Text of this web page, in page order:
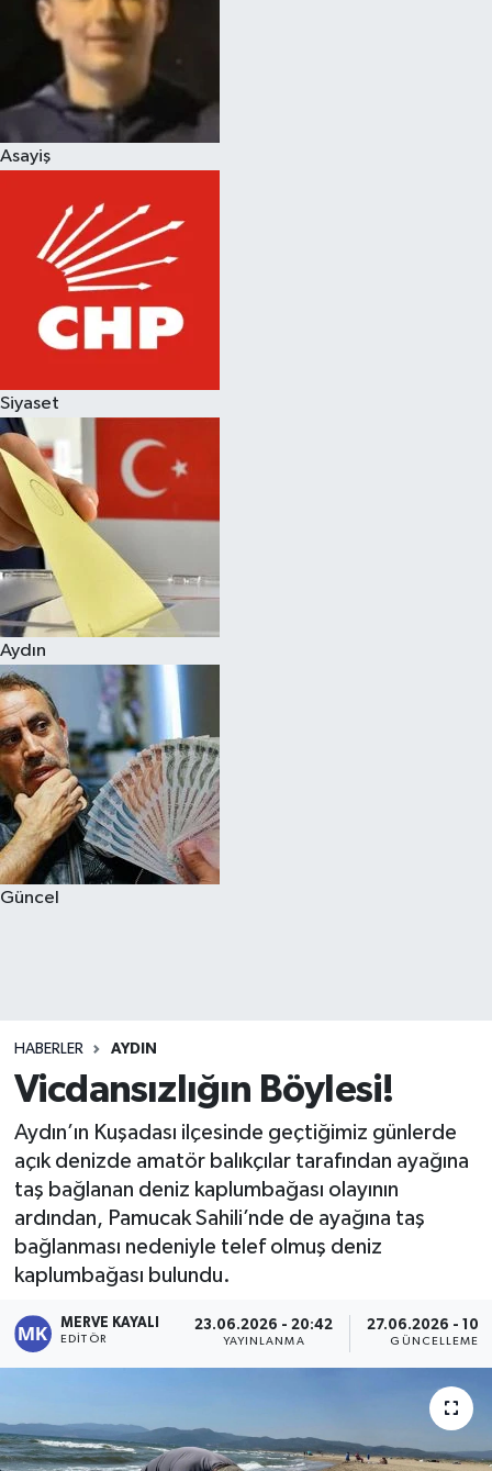
Asayiş
Siyaset
Aydın
Güncel
HABERLER AYDIN
Vicdansızlığın Böylesi!
Aydın’ın Kuşadası ilçesinde geçtiğimiz günlerde
açık denizde amatör balıkçılar tarafından ayağına
taş bağlanan deniz kaplumbağası olayının
ardından, Pamucak Sahili’nde de ayağına taş
bağlanması nedeniyle telef olmuş deniz
kaplumbağası bulundu.
MERVE KAYALI
EDITÖR
23.06.2026 - 20:42
YAYINLANMA
27.06.2026 -
GÜNCELLEME
Magazin